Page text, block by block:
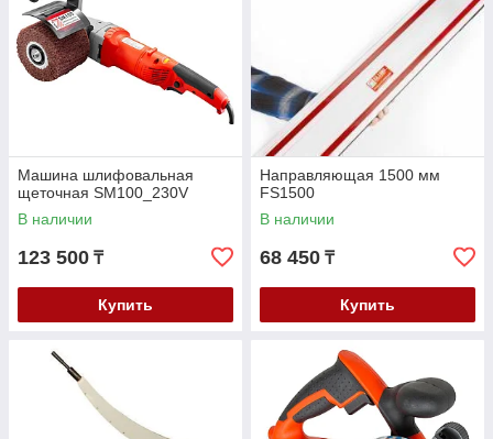
Машина шлифовальная
щеточная SM100_230V
В наличии
123 500 ₸
Купить
Направляющая 1500 мм
FS1500
В наличии
68 450 ₸
Купить